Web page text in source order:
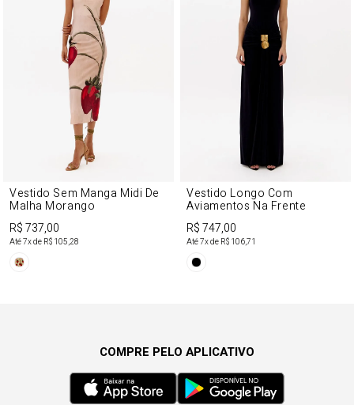
Vestido Sem Manga Midi De
Malha Morango
R$ 737,00
Até7x de R$ 105,28
Vestido Longo Com
Aviamentos Na Frente
R$ 747,00
Até7x de R$ 106,71
COMPRE PELO APLICATIVO